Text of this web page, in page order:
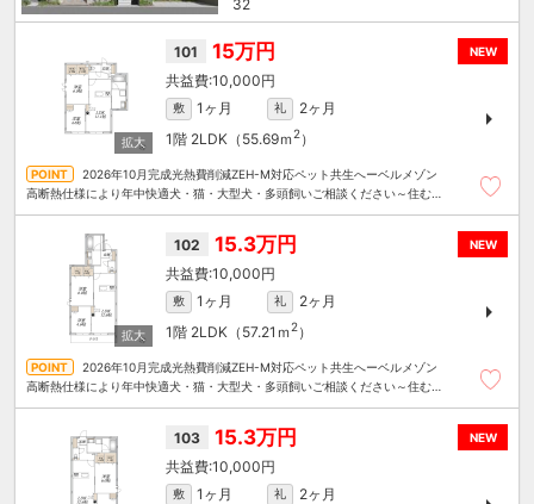
32
NEW
101 15万円
10,000円
敷 1ヶ月 礼
2ヶ月
1階 2LDK（55.69ｍ 2）
2026年10月完成光熱費削減ZEH-M対応ペット共生へーベルメゾン
高断熱仕様により年中快適犬・猫・大型犬・多頭飼いご相談ください～住むこ
NEW
102 15.3万円
10,000円
敷 1ヶ月 礼
2ヶ月
1階 2LDK（57.21ｍ 2）
2026年10月完成光熱費削減ZEH-M対応ペット共生へーベルメゾン
高断熱仕様により年中快適犬・猫・大型犬・多頭飼いご相談ください～住むこ
NEW
103 15.3万円
10,000円
敷 1ヶ月 礼
2ヶ月